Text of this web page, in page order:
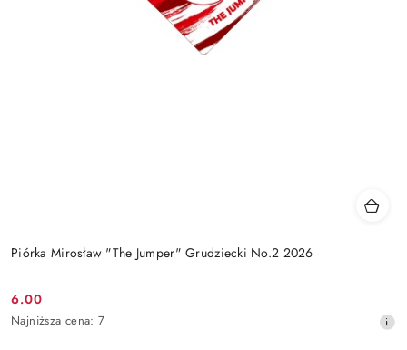
Piórka Mirosław "The Jumper" Grudziecki No.2 2026
Cena
promocyjna:
6.00
Najniższa
Najniższa cena: 7